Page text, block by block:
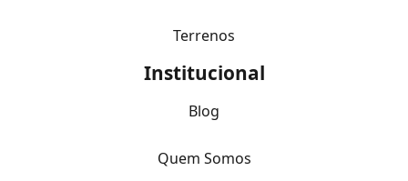
Terrenos
Institucional
Blog
Quem Somos